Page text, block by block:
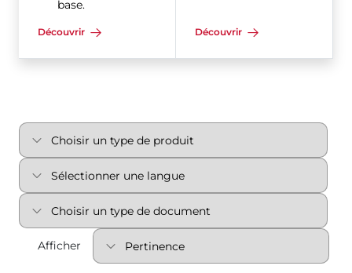
base.
Découvrir Découvrir
Afficher